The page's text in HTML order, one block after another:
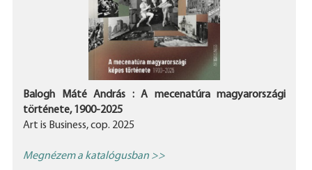
Balogh Máté András : A mecenatúra magyarországi
története, 1900-2025
Art is Business, cop. 2025
Megnézem a katalógusban >>